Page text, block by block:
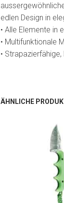
edlen Design in
• Alle Elemente in
• Multifunktionale
•
ÄHNLICHE